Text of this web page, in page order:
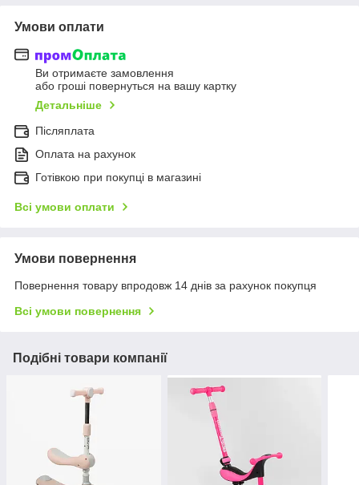
Умови оплати
Ви отримаєте замовлення
або гроші повернуться на вашу картку
Детальніше
Післяплата
Оплата на рахунок
Готівкою при покупці в магазині
Всі умови оплати
Умови повернення
Повернення товару впродовж 14 днів за рахунок покупця
Всі умови повернення
Подібні товари компанії